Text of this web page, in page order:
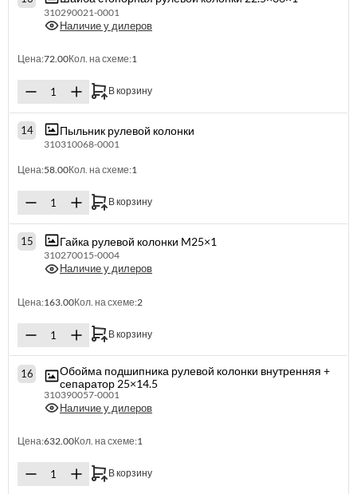
310290021-0001
Наличие у дилеров
Цена:72.00Кол. на схеме:1
В корзину
14 Пыльник рулевой колонки
310310068-0001
Цена:58.00Кол. на схеме:1
В корзину
15 Гайка рулевой колонки M25×1
310270015-0004
Наличие у дилеров
Цена:163.00Кол. на схеме:2
В корзину
16
Обойма подшипника рулевой колонки внутренняя +
сепаратор 25×14.5
310390057-0001
Наличие у дилеров
Цена:632.00Кол. на схеме:1
В корзину